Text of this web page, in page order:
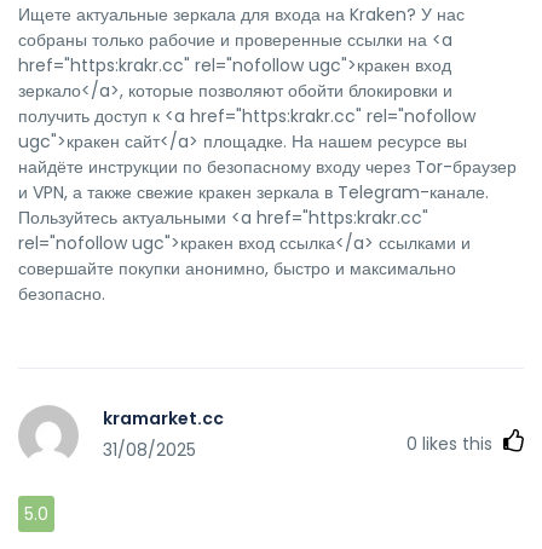
Ищете актуальные зеркала для входа на Kraken? У нас
собраны только рабочие и проверенные ссылки на <a
href="https:krakr.cc" rel="nofollow ugc">кракен вход
зеркало</a>, которые позволяют обойти блокировки и
получить доступ к <a href="https:krakr.cc" rel="nofollow
ugc">кракен сайт</a> площадке. На нашем ресурсе вы
найдёте инструкции по безопасному входу через Tor-браузер
и VPN, а также свежие кракен зеркала в Telegram-канале.
Пользуйтесь актуальными <a href="https:krakr.cc"
rel="nofollow ugc">кракен вход ссылка</a> ссылками и
совершайте покупки анонимно, быстро и максимально
безопасно.
kramarket.cc
31/08/2025
0 likes this
5.0